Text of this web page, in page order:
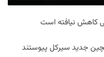
کاهش نیافته است
جدید سیرکل پیوستند